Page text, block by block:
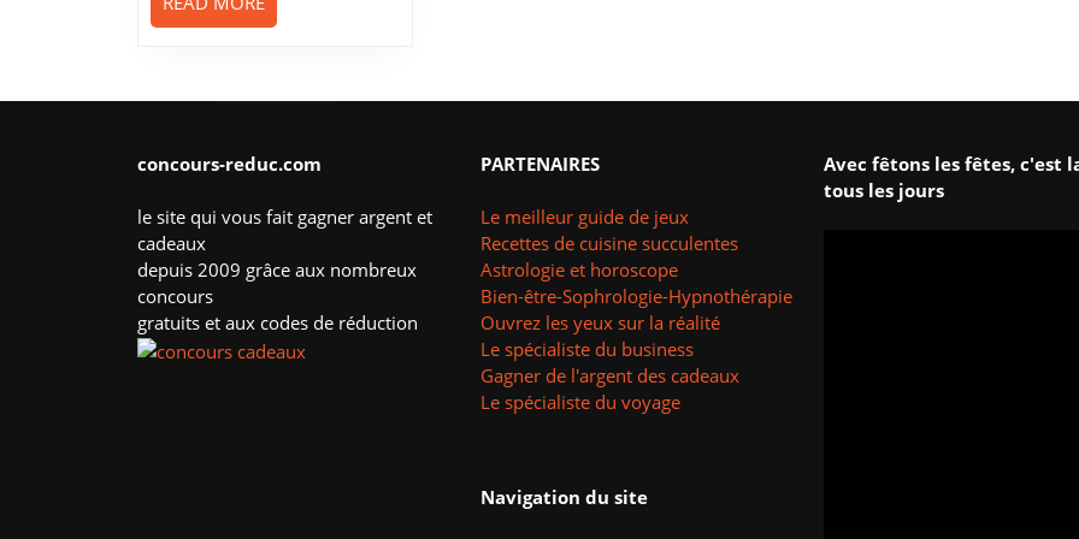
MORE
concours-reduc.com
le site qui vous fait gagner argent et
cadeaux
depuis 2009 grâce aux nombreux
concours
gratuits et aux codes de réduction
PARTENAIRES
Le meilleur guide de jeux
Recettes de cuisine succulentes
Astrologie et horoscope
Bien-être-Sophrologie-Hypnothérapie
Ouvrez les yeux sur la réalité
Le spécialiste du business
Gagner de l'argent des cadeaux
Le spécialiste du voyage
Navigation du site
Avec fêtons les fêtes, c'est
tous les jours